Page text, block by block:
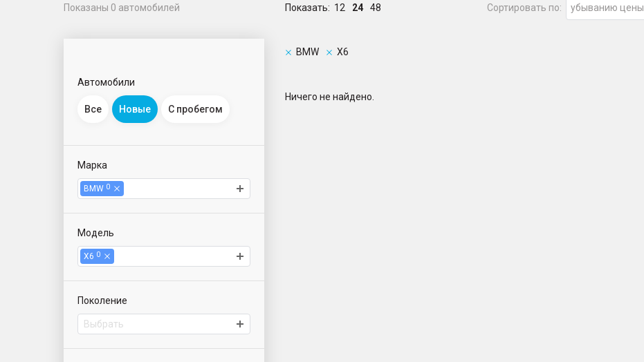
Показаны 0 автомобилей
Автомобили
Все Новые С пробегом
Марка
BMW 0
Модель
X6 0
Поколение
Выбрать
Показать: 12 24 48 Сортировать по: убыванию цены
BMW X6
Ничего не найдено.